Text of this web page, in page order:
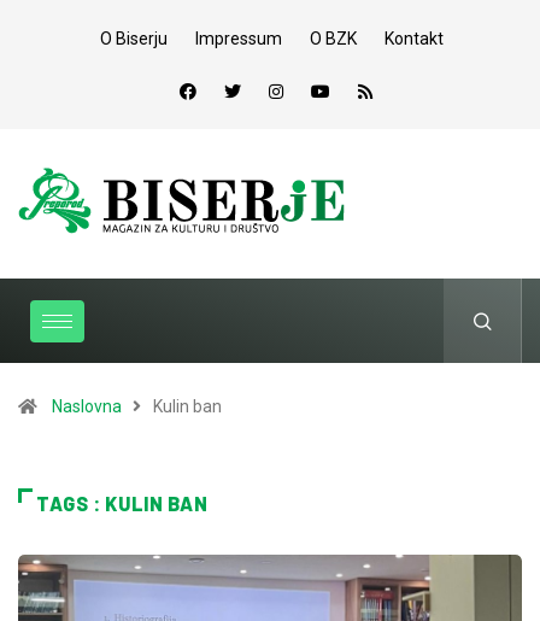
O Biserju Impressum O BZK Kontakt
Naslovna Kulin ban
TAGS : KULIN BAN